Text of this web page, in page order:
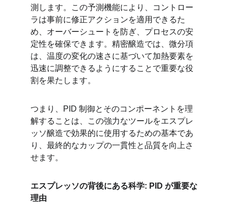
測します。この予測機能により、コントロー
ラは事前に修正アクションを適用できるた
め、オーバーシュートを防ぎ、プロセスの安
定性を確保できます。精密醸造では、微分項
は、温度の変化の速さに基づいて加熱要素を
迅速に調整できるようにすることで重要な役
割を果たします。
つまり、PID 制御とそのコンポーネントを理
解することは、この強力なツールをエスプレ
ッソ醸造で効果的に使用するための基本であ
り、最終的なカップの一貫性と品質を向上さ
せます。
エスプレッソの背後にある科学: PID が重要な
理由